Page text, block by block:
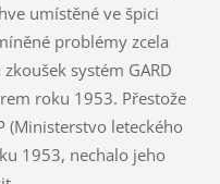
umístěné ve špici
problémy zcela
systém GARD
roku 1953. Přestože
(Ministerstvo leteckého
1953, nechalo jeho